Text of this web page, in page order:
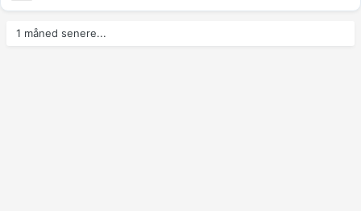
1 måned senere...